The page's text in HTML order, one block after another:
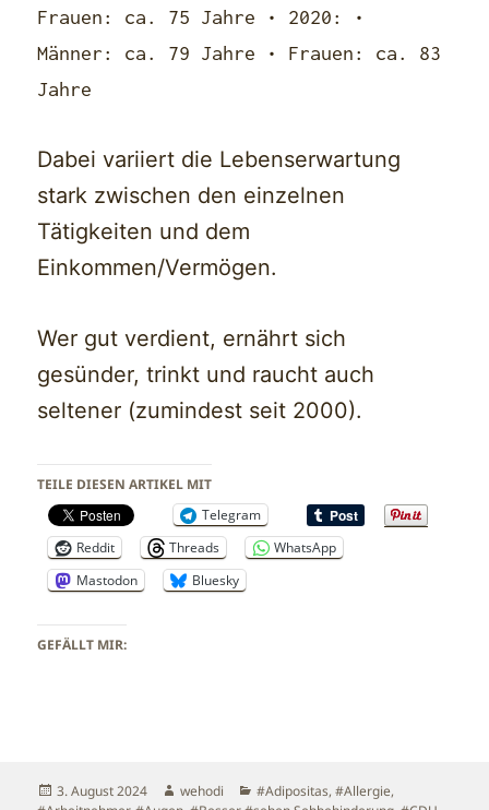
Frauen: ca. 75 Jahre • 2020: •
Männer: ca. 79 Jahre • Frauen: ca. 83
Jahre
Dabei variiert die Lebenserwartung
stark zwischen den einzelnen
Tätigkeiten und dem
Einkommen/Vermögen.
Wer gut verdient, ernährt sich
gesünder, trinkt und raucht auch
seltener (zumindest seit 2000).
TEILE DIESEN ARTIKEL MIT
Telegram
Reddit
Threads
WhatsApp
Mastodon
Bluesky
GEFÄLLT MIR:
Veröffentlicht
3. August 2024 Autor
wehodi Kategorien
#Adipositas,#Allergie,